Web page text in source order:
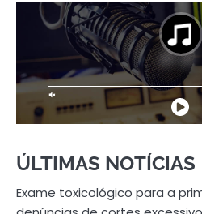
ÚLTIMAS NOTÍCIAS
Exame toxicológico para a